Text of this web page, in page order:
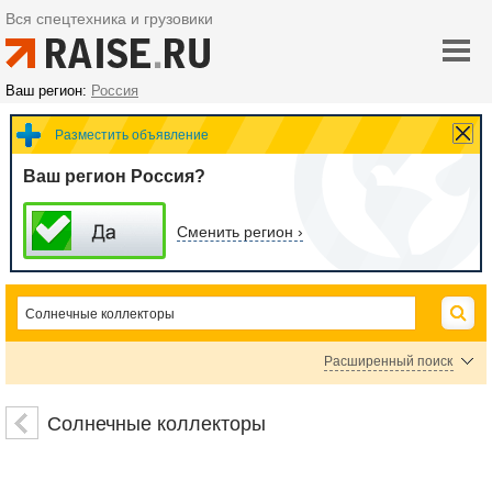
Вся спецтехника и грузовики
Ваш регион: Россия
Разместить объявление
Ваш регион Россия?
Сменить регион ›
Расширенный поиск
Ремонт железнодорожного транспорта
Солнечные коллекторы